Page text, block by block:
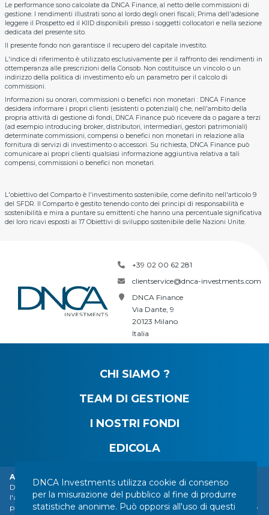
Allarme: furto d'identità della DNCA Finance.
DNCA Finance, un'affiliata di Natixis Investment Managers, richiama
l'attenzione del pubblico sull'impersonificazione di DNCA Finance da
parte di varie persone o società con sede all'estero, tra cui una società che
Le performance sono calcolate da DNCA Finance, al netto delle commissioni di
gestione. I rendimenti illustrati sono al lordo degli oneri fiscali; Prima dell'adesione
leggere il Prospetto ed il KIID disponibili presso i soggetti collocatori e nella sezione
dedicata del presente sito.
Il presente fondo non garantisce il recupero del capitale investito.
L'indice di riferimento è utilizzato esclusivamente per il raffronto dei rendimenti in
ottemperanza alle prescrizioni della Consob. Non costituisce un vincolo o un
indirizzo della politica di investimento e/o un parametro per il calcolo di
commissioni.
Informazioni su onorari, commissioni o benefici non monetari : DNCA Finance
desidera informare i propri clienti (esistenti o potenziali) che, nell'ambito della
propria attività di gestione di fondi, DNCA Finance può ricevere da o pagare a terzi
(ad esempio introducing broker, distributori, intermediari, gestori patrimoniali)
determinate commissioni, compensi o benefici non monetari in relazione alla
fornitura di servizi di investimento o accessori. Su richiesta, DNCA Finance può
comunicare ai propri clienti qualsiasi informazione aggiuntiva relativa a tali
compensi, commissioni o benefici non monetari.
L'obiettivo del Comparto è l'investimento sostenibile, come definito nell'articolo 9
del SFDR. Il Comparto è gestito tenendo conto dei principi di responsabilità e
sostenibilità e mira a puntare su emittenti che hanno una percentuale significativa
dei loro ricavi esposti ai 17 Obiettivi di sviluppo sostenibile delle Nazioni Unite.
+39 02 00 62 281
clientservice@dnca-investments.com
DNCA Finance
Via Dante, 9
20123 Milano
Italia
CHI SIAMO ?
TEAM DI GESTIONE
I NOSTRI FONDI
EDICOLA
CONTATTI MENZIONI LEGALI
INFORMAZIONI LEGALI
I VOSTRI DATI PERSONALI
MAPPA DEL SITO
DNCA Investments utilizza cookie di consenso
per la misurazione del pubblico al fine di produrre
statistiche anonime. Può opporsi all'uso di questi